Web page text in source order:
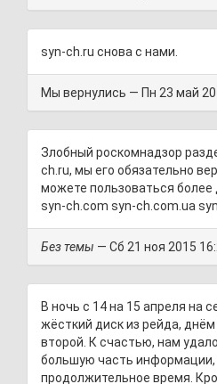
syn-ch.ru снова с нами.
Мы вернулись — Пн 23 май
Злобный роскомнадзор
ch.ru, мы его обязательно
можете пользоваться более
syn-ch.com syn-ch.com.ua
Без темы — Сб 21 ноя 2015
В ночь с 14 на 15 апреля на
жёсткий диск из рейда, днём
второй. К счастью, нам
большую часть информации,
продолжительное время.